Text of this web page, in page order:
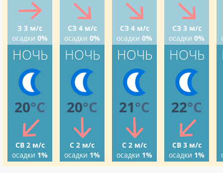
З 3 м/с
осадки 0%
НОЧЬ
20°C
СВ 2 м/с
осадки 1%
СЗ 4 м/с
осадки 0%
НОЧЬ
20°C
С 2 м/с
осадки 1%
СЗ 4 м/с
осадки 0%
НОЧЬ
21°C
С 2 м/с
осадки 1%
СЗ 3 м/с
осадки 0%
НОЧЬ
22°C
СВ 3 м/с
осадки 1%